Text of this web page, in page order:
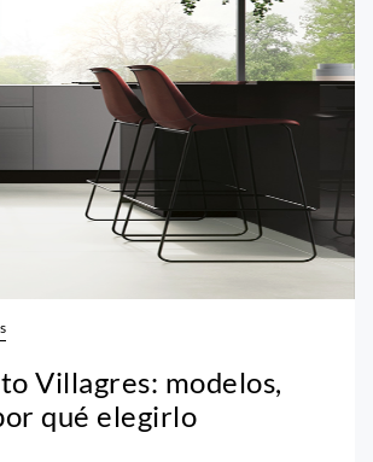
Villagres: modelos,
qué elegirlo